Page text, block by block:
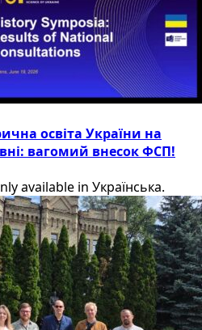
освіта України на
вагомий внесок ФСП!
available in Українська.